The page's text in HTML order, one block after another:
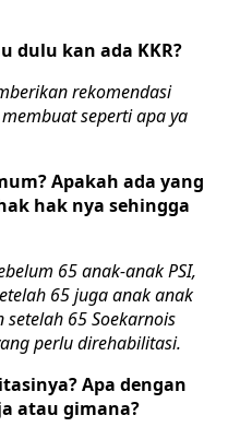
dulu kan ada KKR?
rekomendasi
seperti apa ya
Apakah ada yang
hak nya sehingga
65 anak-anak PSI,
65 juga anak anak
65 Soekarnois
perlu direhabilitasi.
Apa dengan
atau gimana?